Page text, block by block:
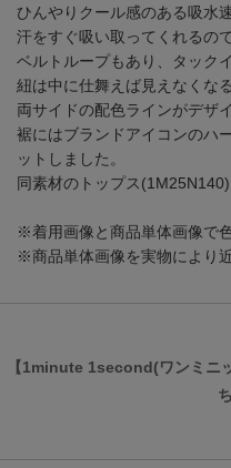
ひんやりクール感のある吸水
汗をすぐ吸い取ってくれるの
ベルトループもあり、タック
紐は中に仕舞えば見えなくなる
両サイドの配色ラインがデザ
裾にはブランドアイコンのハ
ットしました。
同素材のトップス
※着用画像と商品単体画像で
※商品単体画像を実物により
【1minute 1second(ワンミニ